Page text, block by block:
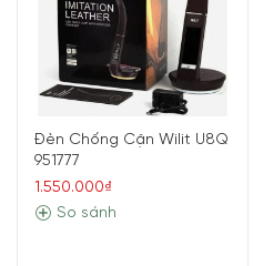
Đèn Chống Cận Wilit U8Q
951777
1.550.000₫
So sánh